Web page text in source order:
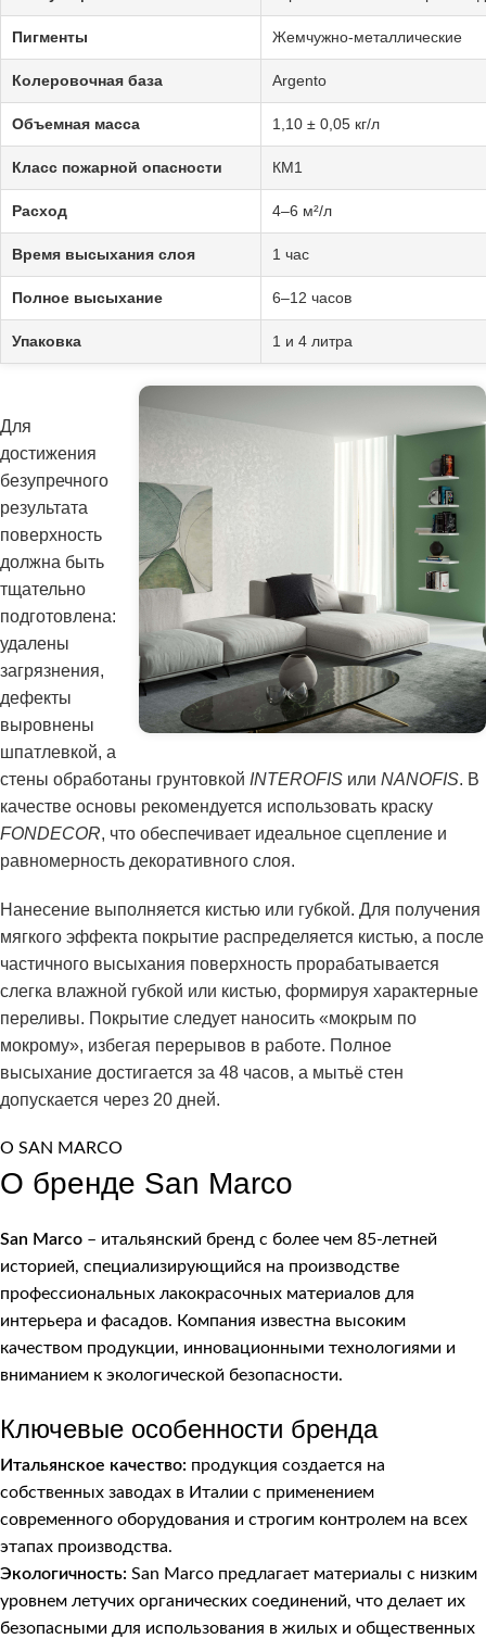
Пигменты Жемчужно-металлические
Колеровочная база Argento
Объемная масса 1,10 ± 0,05 кг/л
Класс пожарной опасности КМ1
Расход 4–6 м²/л
Время высыхания слоя 1 час
Полное высыхание 6–12 часов
Упаковка 1 и 4 литра
Для
достижения
безупречного
результата
поверхность
должна быть
тщательно
подготовлена:
удалены
загрязнения,
дефекты
выровнены
шпатлевкой, а
стены обработаны грунтовкой INTEROFIS или NANOFIS. В
качестве основы рекомендуется использовать краску
FONDECOR, что обеспечивает идеальное сцепление и
равномерность декоративного слоя.
Нанесение выполняется кистью или губкой. Для получения
мягкого эффекта покрытие распределяется кистью, а после
частичного высыхания поверхность прорабатывается
слегка влажной губкой или кистью, формируя характерные
переливы. Покрытие следует наносить «мокрым по
мокрому», избегая перерывов в работе. Полное
высыхание достигается за 48 часов, а мытьё стен
допускается через 20 дней.
О SAN MARCO
О бренде San Marco
San Marco – итальянский бренд с более чем 85-летней
историей, специализирующийся на производстве
профессиональных лакокрасочных материалов для
интерьера и фасадов. Компания известна высоким
качеством продукции, инновационными технологиями и
вниманием к экологической безопасности.
Ключевые особенности бренда
Итальянское качество: продукция создается на
собственных заводах в Италии с применением
современного оборудования и строгим контролем на всех
этапах производства.
Экологичность: San Marco предлагает материалы с низким
уровнем летучих органических соединений, что делает их
безопасными для использования в жилых и общественных